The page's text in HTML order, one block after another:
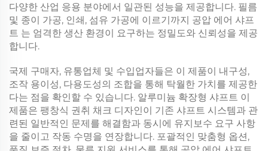
다양한 산업 응용 분야에서 일관된 성능을 제공합니다. 필름
및 종이 가공, 인쇄, 섬유 가공에 이르기까지 공압 에어 샤프
트 는 엄격한 생산 환경이 요구하는 정밀도와 신뢰성을 제공
합니다.
국제 구매자, 유통업체 및 수입업자들은 이 제품이 내구성,
조작 용이성, 다용도성의 조합을 통해 탁월한 가치를 제공한
다는 점을 확인할 수 있습니다. 알루미늄 확장형 샤프트 이
제품은 팽창식 권취 채크 디자인이 기존 샤프트 시스템과 관
련된 일반적인 문제를 해결함과 동시에 유지보수 요구 사항
을 줄이고 작동 수명을 연장합니다. 포괄적인 맞춤형 옵션,